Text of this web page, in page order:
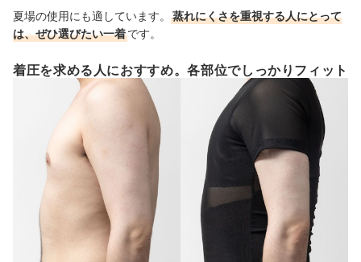
夏場の使用にも適しています。
蒸れにくさを重視する人にとって
は、ぜひ選びたい一着です。
着圧を求める人におすすめ。各部位でしっかりフィット